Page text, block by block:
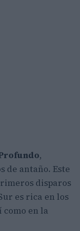
,
de antaño. Este
disparos
es rica en los
como en la